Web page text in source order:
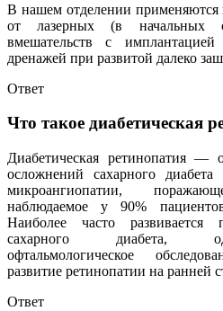
В нашем отделении применяются
от лазерных (в начальных
вмешательств с
дренажей при развитой далеко
Ответ
Что такое диабетическая
Диабетическая ретинопатия —
осложнений сахарного диабета
микроангиопатии,
наблюдаемое у 90%
Наиболее часто развивается
сахарного диабета,
офтальмологическое
развитие ретинопатии на ранней
Ответ